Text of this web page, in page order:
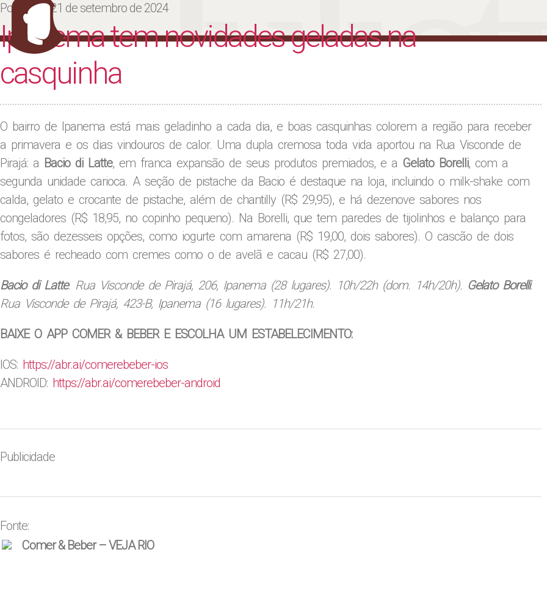
Posted on21 de setembro de 2024
Ipanema tem novidades geladas na
casquinha
O bairro de Ipanema está mais geladinho a cada dia, e boas casquinhas colorem a região para receber
a primavera e os dias vindouros de calor. Uma dupla cremosa toda vida aportou na Rua Visconde de
Pirajá: a Bacio di Latte, em franca expansão de seus produtos premiados, e a Gelato Borelli, com a
segunda unidade carioca. A seção de pistache da Bacio é destaque na loja, incluindo o milk-shake com
calda, gelato e crocante de pistache, além de chantilly (R$ 29,95), e há dezenove sabores nos
congeladores (R$ 18,95, no copinho pequeno). Na Borelli, que tem paredes de tijolinhos e balanço para
fotos, são dezesseis opções, como iogurte com amarena (R$ 19,00, dois sabores). O cascão de dois
sabores é recheado com cremes como o de avelã e cacau (R$ 27,00).
Bacio di Latte. Rua Visconde de Pirajá, 206, Ipanema (28 lugares). 10h/22h (dom. 14h/20h). Gelato Borelli.
Rua Visconde de Pirajá, 423-B, Ipanema (16 lugares). 11h/21h.
BAIXE O APP COMER & BEBER E ESCOLHA UM ESTABELECIMENTO:
IOS: https://abr.ai/comerebeber-ios
ANDROID: https://abr.ai/comerebeber-android
Publicidade
Fonte:
Comer & Beber – VEJA RIO